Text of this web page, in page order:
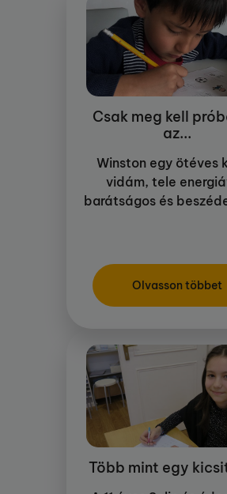
Csak meg kell
az...
Winston egy ötéves
vidám, tele
barátságos és
Olvasson többet
Több mint egy